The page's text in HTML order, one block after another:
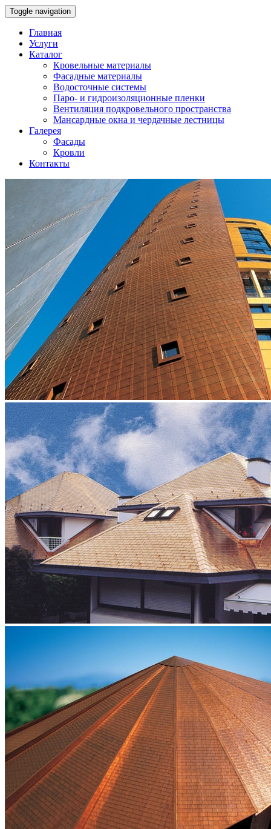
Toggle navigation
Главная
Услуги
Каталог
Кровельные материалы
Фасадные материалы
Водосточные системы
Паро- и гидроизоляционные пленки
Вентиляция подкровельного пространства
Мансардные окна и чердачные лестницы
Галерея
Фасады
Кровли
Контакты